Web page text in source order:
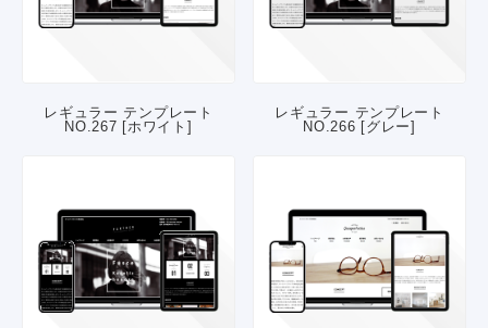
レギュラー テンプレート
NO.267 [ホワイト]
レギュラー テンプレート
NO.266 [グレー]